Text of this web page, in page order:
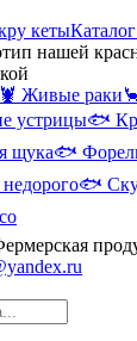
кеты
🦞 Живые раки
устрицы🐟
щука🐟
🐟